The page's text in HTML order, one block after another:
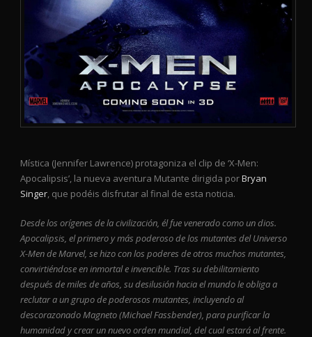
Mística (Jennifer Lawrence) protagoniza el clip de ‘X-Men:
Apocalipsis’, la nueva aventura Mutante dirigida porBryan
Singer, que podéis disfrutar al final de esta noticia.
Desde los orígenes de la civilización, él fue venerado como un dios.
Apocalipsis, el primero y más poderoso de los mutantes del Universo
X-Men de Marvel, se hizo con los poderes de otros muchos mutantes,
convirtiéndose en inmortal e invencible. Tras su debilitamiento
después de miles de años, su desilusión hacia el mundo le obliga a
reclutar a un grupo de poderosos mutantes, incluyendo al
descorazonado Magneto (Michael Fassbender), para purificar la
humanidad y crear un nuevo orden mundial, del cual estará al frente.